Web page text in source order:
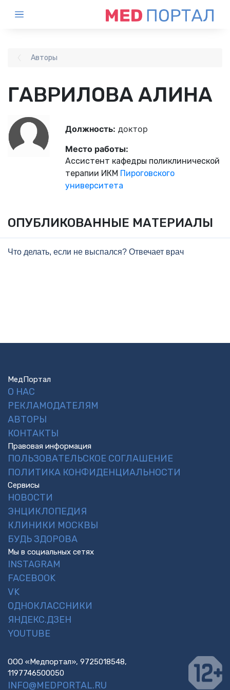
Авторы
ГАВРИЛОВА АЛИНА
Должность: доктор
Место работы:
Ассистент кафедры поликлинической
терапии ИКМ Пироговского
университета
ОПУБЛИКОВАННЫЕ МАТЕРИАЛЫ
Что делать, если не выспался? Отвечает врач
МедПортал
О НАС
РЕКЛАМОДАТЕЛЯМ
АВТОРЫ
КОНТАКТЫ
Правовая информация
ПОЛЬЗОВАТЕЛЬСКОЕ СОГЛАШЕНИЕ
ПОЛИТИКА КОНФИДЕНЦИАЛЬНОСТИ
Сервисы
НОВОСТИ
ЭНЦИКЛОПЕДИЯ
КЛИНИКИ МОСКВЫ
БУДЬ ЗДОРОВА
Мы в социальных сетях
INSTAGRAM
FACEBOOK
VK
ОДНОКЛАССНИКИ
ЯНДЕКС.ДЗЕН
YOUTUBE
ООО «Медпортал», 9725018548,
1197746500050
INFO@MEDPORTAL.RU